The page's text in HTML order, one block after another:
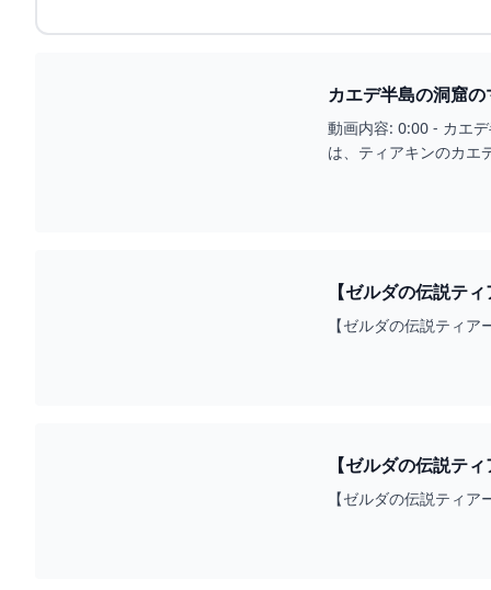
カエデ半島の洞窟
動画内容: 0:00 - カエ
は、ティアキンのカエ
【ゼルダの伝説テ
【ゼルダの伝説ティ
【ゼルダの伝説テ
【ゼルダの伝説ティ